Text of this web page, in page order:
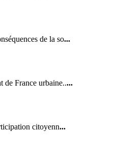
de la so...
de France urbaine.....
citoyenn...